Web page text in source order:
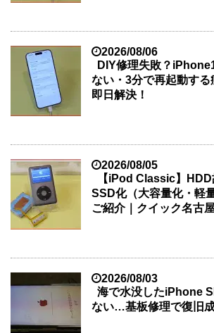
2026/08/06
DIY修理失敗？
ない・3分で再起動す
即日解決！
2026/08/05
【iPod Classic】HDD
SSD化（大容量化・軽
ご紹介｜クイック名古
2026/08/03
海で水没したiPhone
ない…基板修理で復旧成